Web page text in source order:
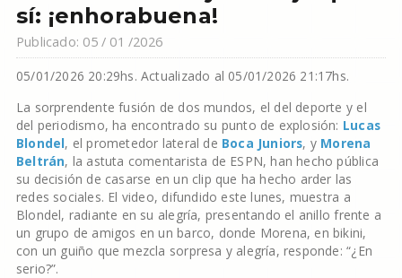
sí: ¡enhorabuena!
Publicado: 05 / 01 /2026
05/01/2026 20:29hs. Actualizado al 05/01/2026 21:17hs.
La sorprendente fusión de dos mundos, el del deporte y el
del periodismo, ha encontrado su punto de explosión: Lucas
Blondel, el prometedor lateral de Boca Juniors, y Morena
Beltrán, la astuta comentarista de ESPN, han hecho pública
su decisión de casarse en un clip que ha hecho arder las
redes sociales. El video, difundido este lunes, muestra a
Blondel, radiante en su alegría, presentando el anillo frente a
un grupo de amigos en un barco, donde Morena, en bikini,
con un guiño que mezcla sorpresa y alegría, responde: “¿En
serio?”.